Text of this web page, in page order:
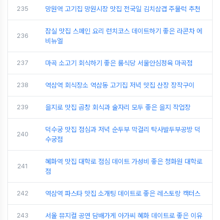
235 망원역 고기집 망원시장 맛집 전국일 김치삼겹 주물럭 추천
236
잠실 맛집 스페인 요리 런치코스 데이트하기 좋은 라콘차 에
비뉴엘
237 마곡 소고기 회식하기 좋은 룸식당 서울안심정육 마곡점
238 역삼역 회식장소 역삼동 고기집 저녁 맛집 산장 장작구이
239 을지로 맛집 곱창 회식과 술자리 모두 좋은 을지 작업장
240
덕수궁 맛집 점심과 저녁 순두부 막걸리 탁사발두부공방 덕
수궁점
241
혜화역 맛집 대학로 점심 데이트 가성비 좋은 청화원 대학로
점
242 역삼역 파스타 맛집 소개팅 데이트로 좋은 레스토랑 캑터스
243 서울 뮤지컬 공연 담배가게 아가씨 혜화 데이트로 좋은 이유